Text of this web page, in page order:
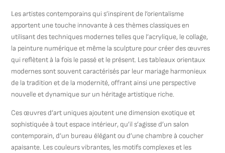
Les artistes contemporains qui s’inspirent de l’orientalisme
apportent une touche innovante à ces thèmes classiques en
utilisant des techniques modernes telles que l’acrylique, le collage,
la peinture numérique et même la sculpture pour créer des œuvres
qui reflètent à la fois le passé et le présent. Les tableaux orientaux
modernes sont souvent caractérisés par leur mariage harmonieux
de la tradition et de la modernité, offrant ainsi une perspective
nouvelle et dynamique sur un héritage artistique riche.
Ces œuvres d’art uniques ajoutent une dimension exotique et
sophistiquée à tout espace intérieur, qu’il s’agisse d’un salon
contemporain, d’un bureau élégant ou d’une chambre à coucher
apaisante. Les couleurs vibrantes, les motifs complexes et les